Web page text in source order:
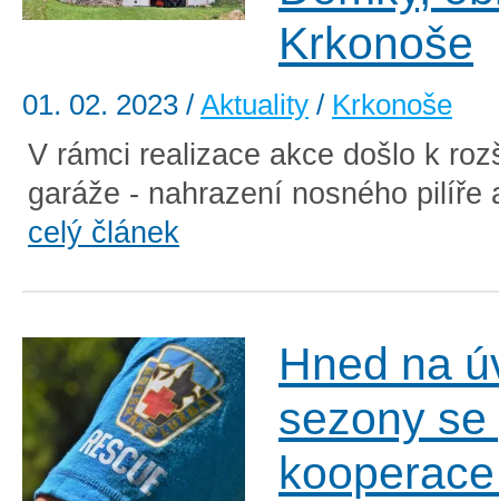
Krkonoše
01. 02. 2023 / Aktuality / Krkonoše
V rámci realizace akce došlo k
garáže - nahrazení nosného pilíře
celý článek
Hned na
sezony